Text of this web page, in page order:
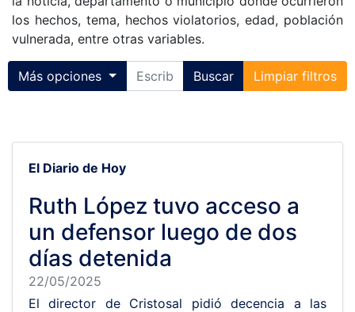
los hechos, tema, hechos violatorios, edad, población
vulnerada, entre otras variables.
Toggle collapse
Más opciones Buscar Limpiar filtros
El Diario de Hoy
Ruth López tuvo acceso a
un defensor luego de dos
días detenida
22/05/2025
El director de Cristosal pidió decencia a las